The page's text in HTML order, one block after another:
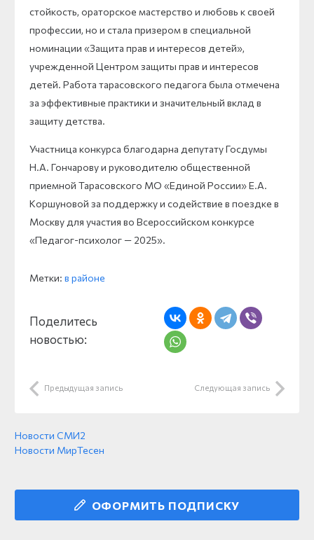
стойкость, ораторское мастерство и любовь к своей
профессии, но и стала призером в специальной
номинации «Защита прав и интересов детей»,
учрежденной Центром защиты прав и интересов
детей. Работа тарасовского педагога была отмечена
за эффективные практики и значительный вклад в
защиту детства.
Участница конкурса благодарна депутату Госдумы
Н.А. Гончарову и руководителю общественной
приемной Тарасовского МО «Единой России» Е.А.
Коршуновой за поддержку и содействие в поездке в
Москву для участия во Всероссийском конкурсе
«Педагог-психолог — 2025».
Метки: в районе
Поделитесь
новостью:
Предыдущая запись Следующая запись
Новости СМИ2
Новости МирТесен
ОФОРМИТЬ ПОДПИСКУ